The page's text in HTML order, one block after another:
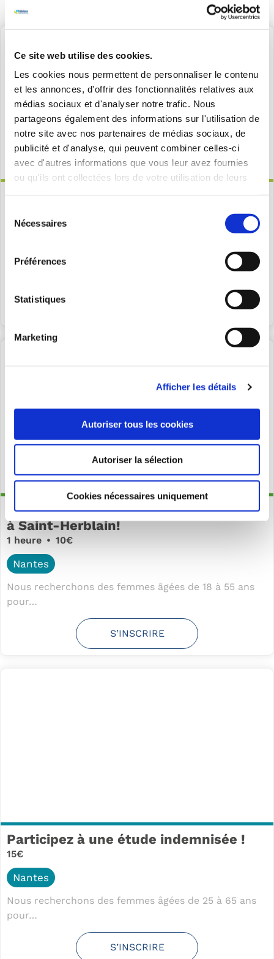
Ce site web utilise des cookies.
Les cookies nous permettent de personnaliser le contenu
et les annonces, d'offrir des fonctionnalités relatives aux
médias sociaux et d'analyser notre trafic. Nous
partageons également des informations sur l'utilisation de
notre site avec nos partenaires de médias sociaux, de
publicité et d'analyse, qui peuvent combiner celles-ci
avec d'autres informations que vous leur avez fournies
ou qu'ils ont collectées lors de votre utilisation de leurs
Nécessaires
Préférences
Statistiques
Marketing
Afficher les détails
Autoriser tous les cookies
Autoriser la sélection
Cookies nécessaires uniquement
Nous recherchons des hommes et des
Vous habitez près de Chevilly-Larue et vous souhaitez
Participez à notre test consommateur
à Saint-Herblain!
1 heure • 10€
Nantes
Nous recherchons des femmes âgées de 18 à 55 ans
pour…
S’INSCRIRE
Participez à une étude indemnisée !
15€
Nantes
Nous recherchons des femmes âgées de 25 à 65 ans
pour…
S’INSCRIRE